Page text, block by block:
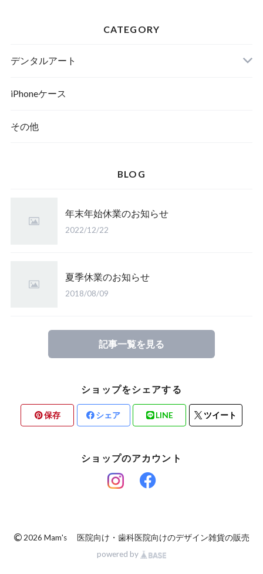
CATEGORY
デンタルアート
ポスター
ポスターフレーム
iPhoneケース
その他
BLOG
年末年始休業のお知らせ
2022/12/22
夏季休業のお知らせ
2018/08/09
記事一覧を見る
ショップをシェアする
保存 シェア LINE ツイート
ショップのアカウント
© 2026 Mam's 医院向け・歯科医院向けのデザイン雑貨の販売
powered by